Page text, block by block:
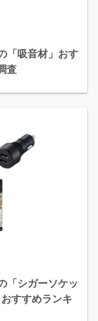
「吸音材」おす
査
「シガーソケッ
すすめランキ